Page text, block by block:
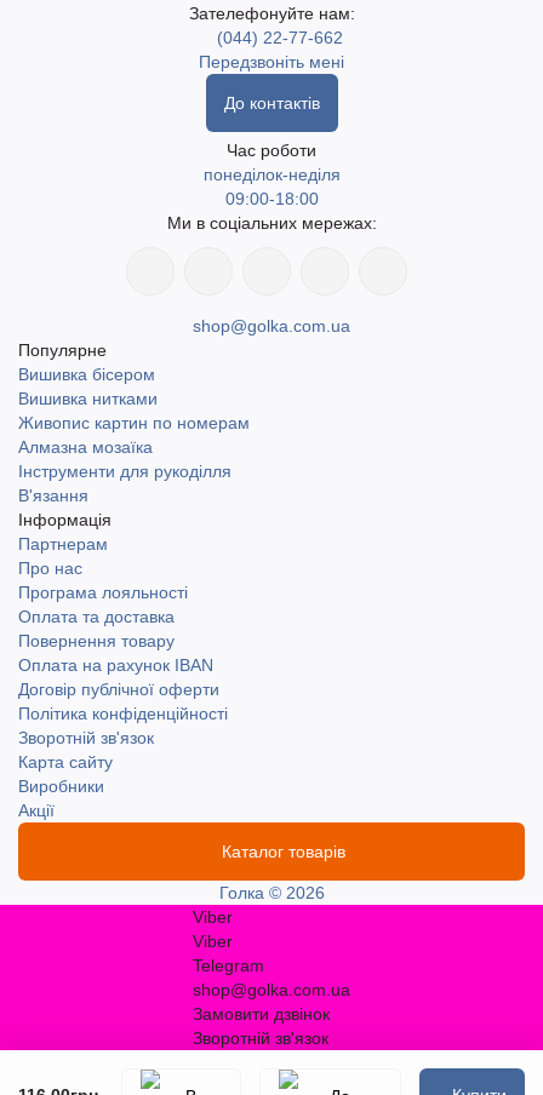
Зателефонуйте нам:
(044) 22-77-662
Передзвоніть мені
До контактів
Час роботи
понеділок-неділя
09:00-18:00
Ми в соціальних мережах:
shop@golka.com.ua
Популярне
Вишивка бісером
Вишивка нитками
Живопис картин по номерам
Алмазна мозаїка
Інструменти для рукоділля
В'язання
Інформація
Партнерам
Про нас
Програма лояльності
Оплата та доставка
Повернення товару
Оплата на рахунок IBAN
Договір публічної оферти
Політика конфіденційності
Зворотній зв'язок
Карта сайту
Виробники
Акції
Каталог товарів
Голка © 2026
Viber
Viber
Telegram
shop@golka.com.ua
Замовити дзвінок
Зворотній зв'язок